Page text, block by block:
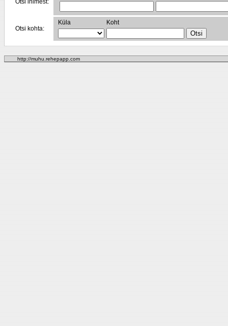
Otsi inimest:
Otsi kohta:
Küla Koht
http://muhu.rehepapp.com